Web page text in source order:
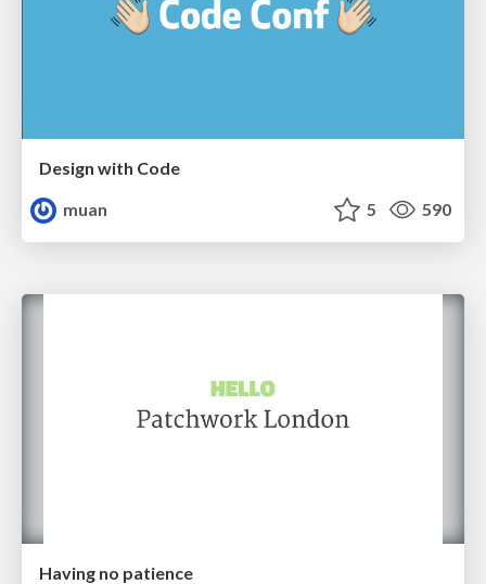
Design with Code
muan
5 590
Having no patience